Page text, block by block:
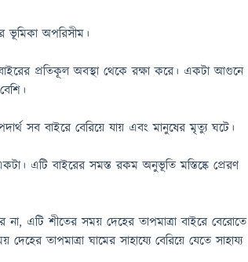
অপরিসীম।
প্রতিকূল অবস্থা থেকে রক্ষা করে। একটা আগুনে
সব বাইরে বেরিয়ে যায় এবং মানুষের মৃত্যু ঘটে।
এটি বাইরের সমস্ত রকম অনুভূতি মস্তিষ্কে প্রেরণ
না, এটি শীতের সময় দেহের তাপমাত্রা বাইরে বেরোতে
তাপমাত্রা ঘামের সাহায্যে বেরিয়ে যেতে সাহায্য